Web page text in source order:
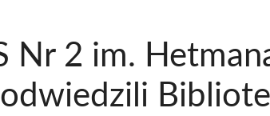
Nr 2 im.